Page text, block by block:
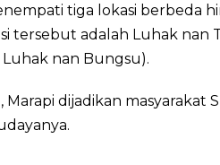
tiga lokasi berbeda
tersebut adalah Luhak nan
nan Bungsu).
dijadikan masyarakat